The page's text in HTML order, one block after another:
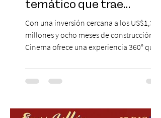
temático que trae
Hollywood a Chile
Con una inversión cercana a los US$1,3
millones y ocho meses de construcción,
Cinema ofrece una experiencia 360° que
cinematográfica y actores en vivo,
recreando algunos de los universos más
una nueva atracción a su oferta